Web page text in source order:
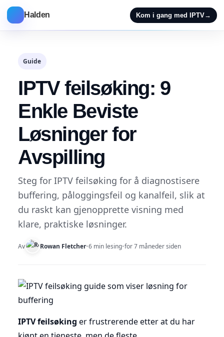
Halden Kom i gang med IPTV→
Guide
IPTV feilsøking: 9
Enkle Beviste
Løsninger for
Avspilling
Steg for IPTV feilsøking for å diagnostisere
buffering, påloggingsfeil og kanalfeil, slik at
du raskt kan gjenopprette visning med
klare, praktiske løsninger.
Av Rowan Fletcher•6 min lesing•for 7 måneder siden
IPTV feilsøking er frustrerende etter at du har